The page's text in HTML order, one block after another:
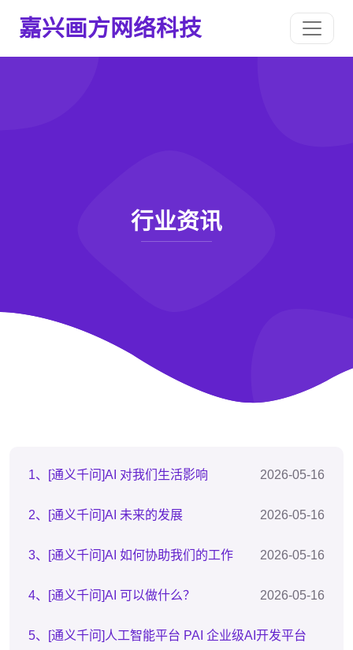
嘉兴画方网络科技
行业资讯
1、[通义千问]AI 对我们生活影响 2026-05-16
2、[通义千问]AI 未来的发展 2026-05-16
3、[通义千问]AI 如何协助我们的工作 2026-05-16
4、[通义千问]AI 可以做什么？ 2026-05-16
5、[通义千问]人工智能平台 PAI 企业级AI开发平台